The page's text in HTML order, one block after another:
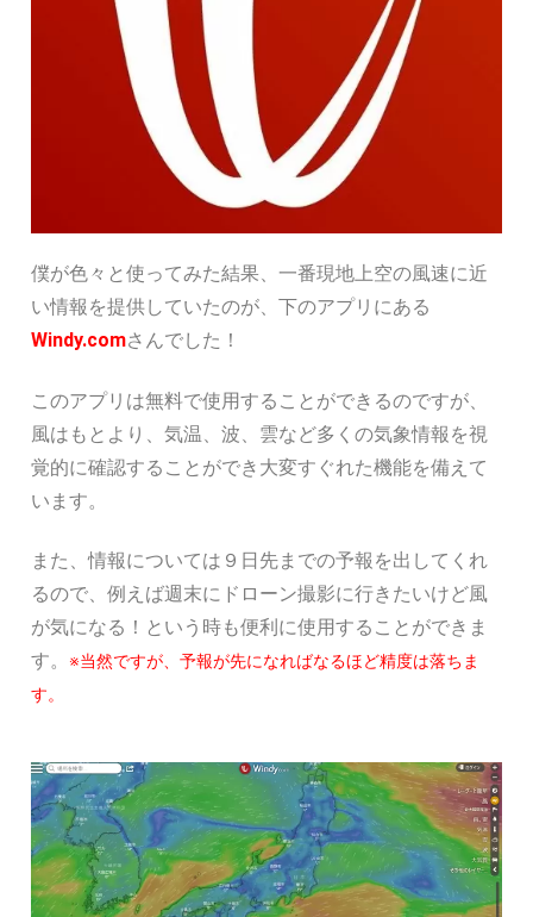
僕が色々と使ってみた結果、一番現地上空の風速に近
い情報を提供していたのが、下のアプリにある
Windy.comさんでした！
このアプリは無料で使用することができるのですが、
風はもとより、気温、波、雲など多くの気象情報を視
覚的に確認することができ大変すぐれた機能を備えて
います。
また、情報については９日先までの予報を出してくれ
るので、例えば週末にドローン撮影に行きたいけど風
が気になる！という時も便利に使用することができま
す。 ※当然ですが、予報が先になればなるほど精度は落ちま
す。